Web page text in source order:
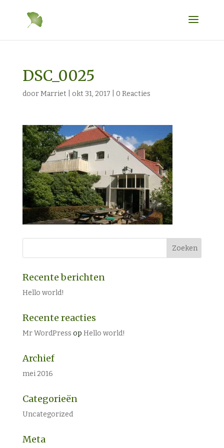
DSC_0025
doorMarriet okt 31, 2017 0 Reacties
Recente berichten
Hello world!
Recente reacties
Mr WordPress op Hello world!
Archief
mei 2016
Categorieën
Uncategorized
Meta